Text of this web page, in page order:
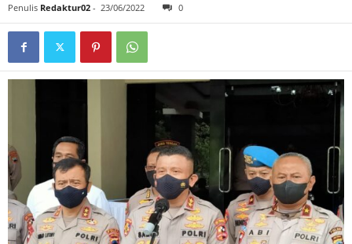
Penulis Redaktur02 - 23/06/2022 0